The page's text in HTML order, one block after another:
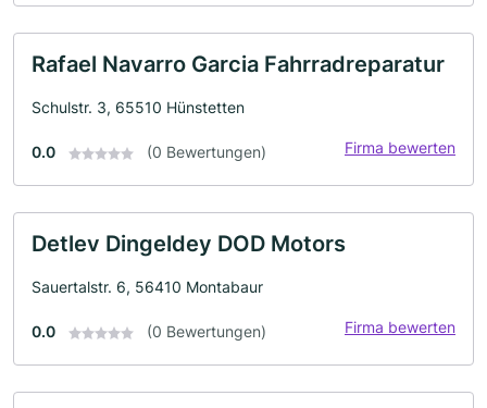
Rafael Navarro Garcia Fahrradreparatur
Schulstr. 3, 65510 Hünstetten
0.0 (0 Bewertungen) Firma bewerten
Detlev Dingeldey DOD Motors
Sauertalstr. 6, 56410 Montabaur
0.0 (0 Bewertungen) Firma bewerten